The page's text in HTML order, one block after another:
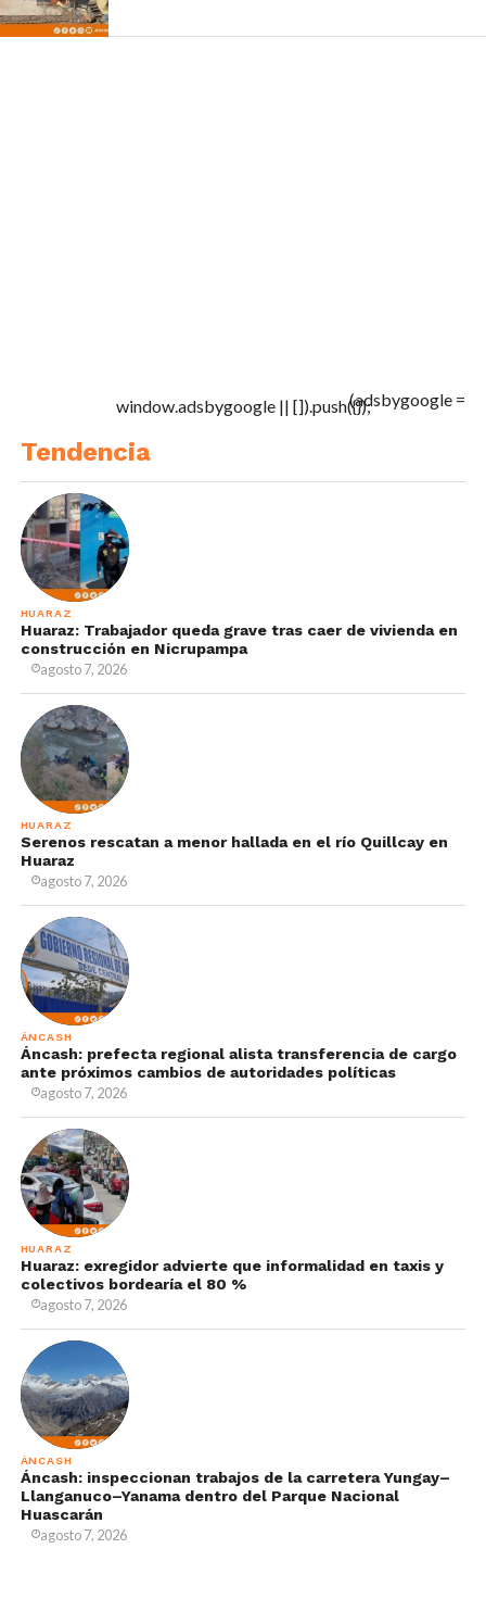
(adsbygoogle =
window.adsbygoogle || []).push({});
Tendencia
HUARAZ
Huaraz: Trabajador queda grave tras caer de vivienda en
construcción en Nicrupampa
agosto 7, 2026
HUARAZ
Serenos rescatan a menor hallada en el río Quillcay en
Huaraz
agosto 7, 2026
ÁNCASH
Áncash: prefecta regional alista transferencia de cargo
ante próximos cambios de autoridades políticas
agosto 7, 2026
HUARAZ
Huaraz: exregidor advierte que informalidad en taxis y
colectivos bordearía el 80 %
agosto 7, 2026
ÁNCASH
Áncash: inspeccionan trabajos de la carretera Yungay–
Llanganuco–Yanama dentro del Parque Nacional
Huascarán
agosto 7, 2026